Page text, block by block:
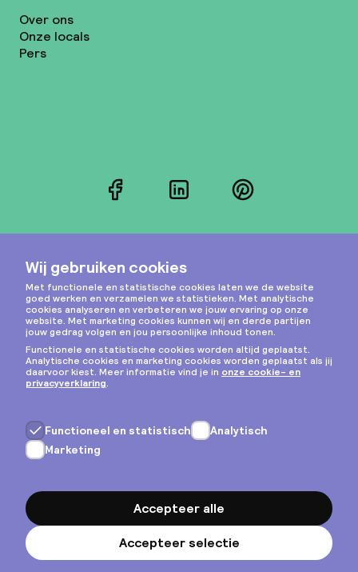
Over ons
Onze locals
Pers
FacebookLinkedInPinterest
Instagram
Privacy & cookies
Algemene voorwaarden